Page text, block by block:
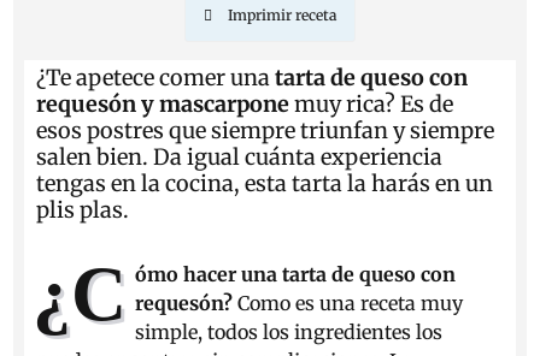
Imprimir receta
¿Te apetece comer unatarta de queso con
requesón y mascarponemuy rica? Es de
esos postres que siempre triunfan y siempre
salen bien. Da igual cuánta experiencia
tengas en la cocina, esta tarta la harás en un
plis plas.
¿C ómo hacer una tarta de queso con
requesón?Como es una receta muy
simple, todos los ingredientes los